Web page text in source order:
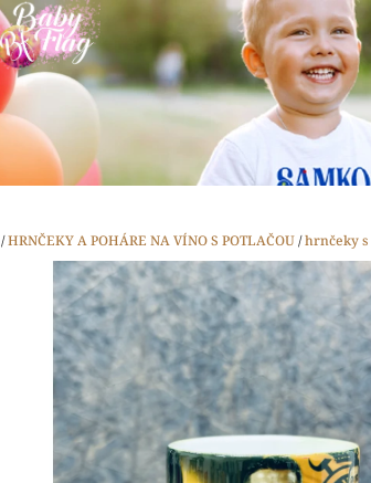
Domov
/HRNČEKY A POHÁRE NA VÍNO S POTLAČOU/hrnčeky